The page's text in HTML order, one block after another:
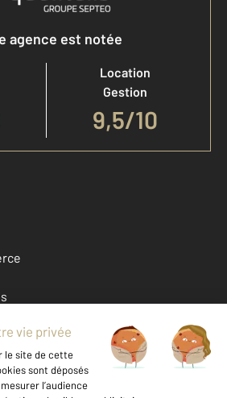
agence est notée
Location
Gestion
9,5/10